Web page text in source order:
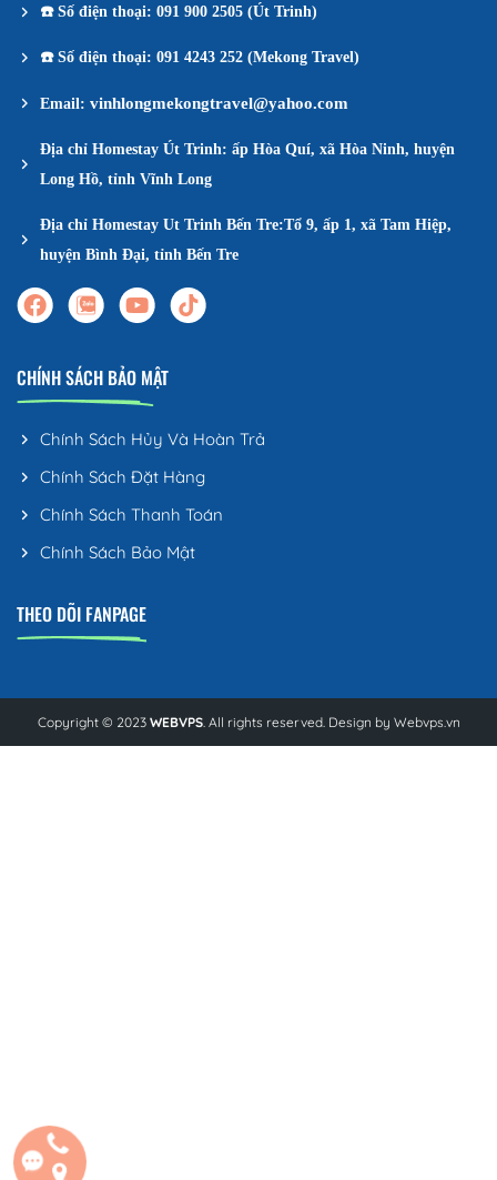
☎️Số điện thoại: 091 900 2505 (Út Trinh)
☎️Số điện thoại: 091 4243 252 (Mekong Travel)
Email: vinhlongmekongtravel@yahoo.com
Địa chỉ Homestay Út Trinh: ấp Hòa Quí, xã Hòa Ninh, huyện
Long Hồ, tỉnh Vĩnh Long
Địa chỉ Homestay Ut Trinh Bến Tre:Tổ 9, ấp 1, xã Tam Hiệp,
huyện Bình Đại, tỉnh Bến Tre
CHÍNH SÁCH BẢO MẬT
Chính Sách Hủy Và Hoàn Trả
Chính Sách Đặt Hàng
Chính Sách Thanh Toán
Chính Sách Bảo Mật
THEO DÕI FANPAGE
Copyright © 2023 WEBVPS. All rights reserved. Design by Webvps.vn